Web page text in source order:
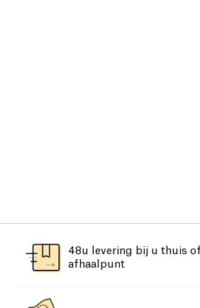
48u levering bij u thuis
afhaalpunt